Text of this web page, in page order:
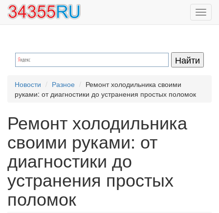
Перейти
основному
Новости Разное
Ремонт холодильника своими
руками: от диагностики до устранения простых поломок
Ремонт холодильника
своими руками: от
диагностики до
устранения простых
поломок